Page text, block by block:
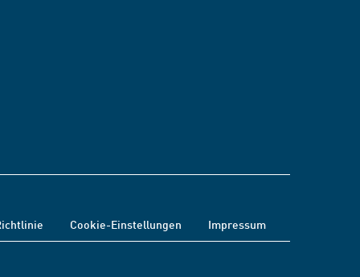
Cookie-Einstellungen Impressum